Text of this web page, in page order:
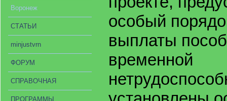
Воронеж
СТАТЬИ
minjustvrn
ФОРУМ
СПРАВОЧНАЯ
ПРОГРАММЫ
особый
выплаты
временной